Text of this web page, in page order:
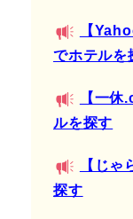
【
でホテルを
【一
ルを探す
【じ
探す